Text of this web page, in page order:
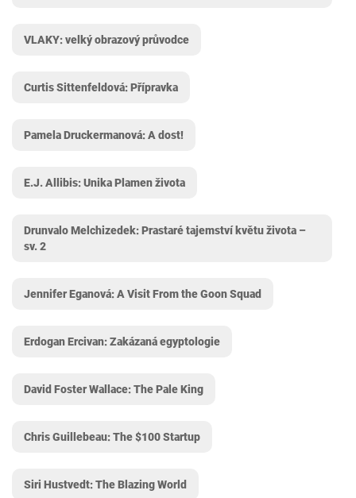
VLAKY: velký obrazový průvodce
Curtis Sittenfeldová: Přípravka
Pamela Druckermanová: A dost!
E.J. Allibis: Unika Plamen života
Drunvalo Melchizedek: Prastaré tajemství květu života –
sv. 2
Jennifer Eganová: A Visit From the Goon Squad
Erdogan Ercivan: Zakázaná egyptologie
David Foster Wallace: The Pale King
Chris Guillebeau: The $100 Startup
Siri Hustvedt: The Blazing World